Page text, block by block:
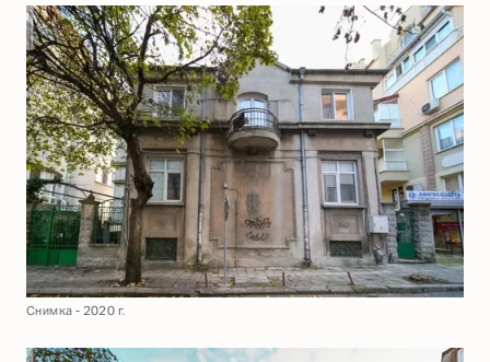
Снимка - 2020 г.